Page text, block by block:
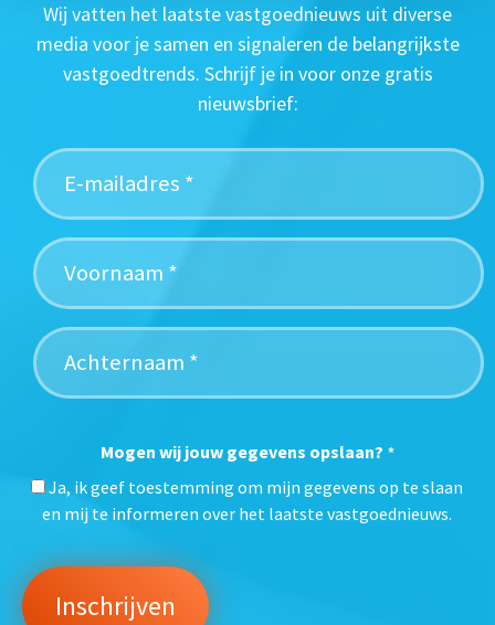
Wij vatten het laatste vastgoednieuws uit diverse
media voor je samen en signaleren de belangrijkste
vastgoedtrends. Schrijf je in voor onze gratis
nieuwsbrief:
Mogen wij jouw gegevens opslaan? *
Ja, ik geef toestemming om mijn gegevens op te slaan
en mij te informeren over het laatste vastgoednieuws.